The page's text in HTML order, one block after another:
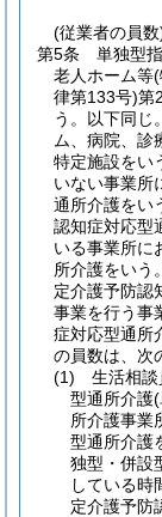
(従業者の員数
第5条
単独型
老人ホーム等(
律第133号)第
う。以下同じ
ム、病院、診
特定施設をい
いない事業所
通所介護をい
認知症対応型
いる事業所に
所介護をいう
定介護予防認
事業を行う事
症対応型通所
の員数は、次
(1)
生活相
型通所介護(
所介護事業
型通所介護
独型・併設
している時
定介護予防